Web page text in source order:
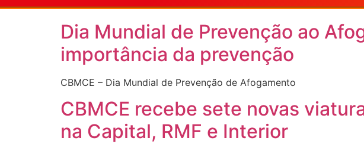
Dia Mundial de Prevenção ao
importância da prevenção
CBMCE – Dia Mundial de Prevenção de Afogamento
CBMCE recebe sete novas
na Capital, RMF e Interior